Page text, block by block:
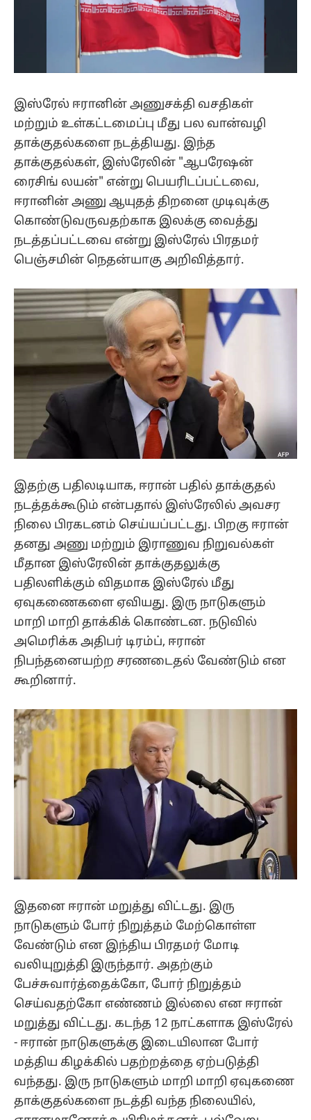
இஸ்ரேல் ஈரானின் அணுசக்தி வசதிகள்
மற்றும் உள்கட்டமைப்பு மீது பல வான்வழி
தாக்குதல்களை நடத்தியது. இந்த
தாக்குதல்கள், இஸ்ரேலின் "ஆபரேஷன்
ரைசிங் லயன்" என்று பெயரிடப்பட்டவை,
ஈரானின் அணு ஆயுதத் திறனை முடிவுக்கு
கொண்டுவருவதற்காக இலக்கு வைத்து
நடத்தப்பட்டவை என்று இஸ்ரேல் பிரதமர்
பெஞ்சமின் நெதன்யாகு அறிவித்தார்.
இதற்கு பதிலடியாக, ஈரான் பதில் தாக்குதல்
நடத்தக்கூடும் என்பதால் இஸ்ரேலில் அவசர
நிலை பிரகடனம் செய்யப்பட்டது. பிறகு ஈரான்
தனது அணு மற்றும் இராணுவ நிறுவல்கள்
மீதான இஸ்ரேலின் தாக்குதலுக்கு
பதிலளிக்கும் விதமாக இஸ்ரேல் மீது
ஏவுகணைகளை ஏவியது. இரு நாடுகளும்
மாறி மாறி தாக்கிக் கொண்டன. நடுவில்
அமெரிக்க அதிபர் டிரம்ப், ஈரான்
நிபந்தனையற்ற சரணடைதல் வேண்டும் என
கூறினார்.
இதனை ஈரான் மறுத்து விட்டது. இரு
நாடுகளும் போர் நிறுத்தம் மேற்கொள்ள
வேண்டும் என இந்திய பிரதமர் மோடி
வலியுறுத்தி இருந்தார். அதற்கும்
பேச்சுவார்த்தைக்கோ, போர் நிறுத்தம்
செய்வதற்கோ எண்ணம் இல்லை என ஈரான்
மறுத்து விட்டது. கடந்த 12 நாட்களாக இஸ்ரேல்
- ஈரான் நாடுகளுக்கு இடையிலான போர்
மத்திய கிழக்கில் பதற்றத்தை ஏற்படுத்தி
வந்தது. இரு நாடுகளும் மாறி மாறி ஏவுகணை
தாக்குதல்களை நடத்தி வந்த நிலையில்,